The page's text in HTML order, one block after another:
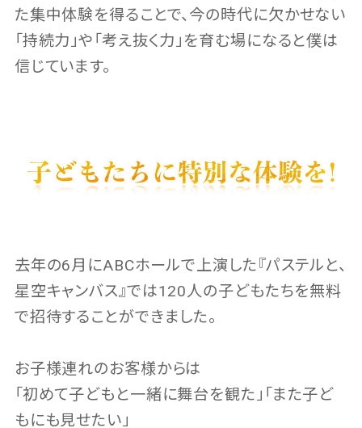
た集中体験を得ることで、今の時代に欠かせない
「持続力」や「考え抜く力」を育む場になると僕は
信じています。
去年の6月にABCホールで上演した『パステルと、
星空キャンバス』では120人の子どもたちを無料
で招待することができました。
お子様連れのお客様からは
「初めて子どもと一緒に舞台を観た」「また子ど
もにも見せたい」